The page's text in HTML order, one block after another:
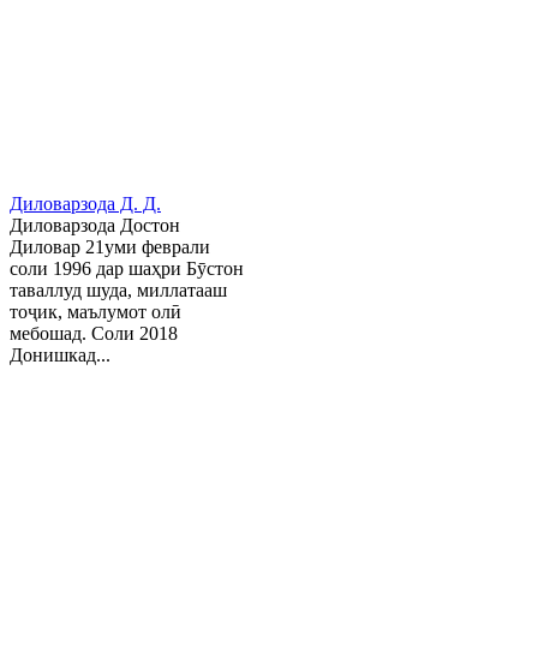
Диловарзода Д. Д.
Диловарзода Достон
Диловар 21уми феврали
соли 1996 дар шаҳри Бӯстон
таваллуд шуда, миллатааш
тоҷик, маълумот олӣ
мебошад. Соли 2018
Донишкад...